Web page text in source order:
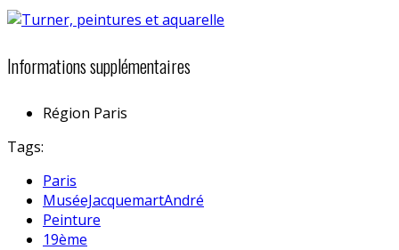
Informations supplémentaires
Région Paris
Tags:
Paris
MuséeJacquemartAndré
Peinture
19ème